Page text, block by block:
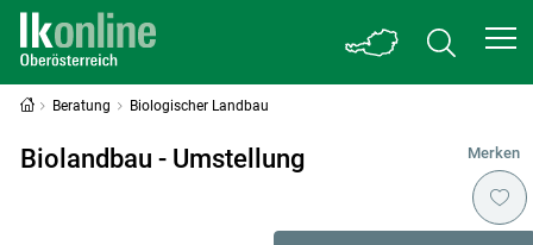
Beratung Biologischer Landbau
Merken
Biolandbau - Umstellung